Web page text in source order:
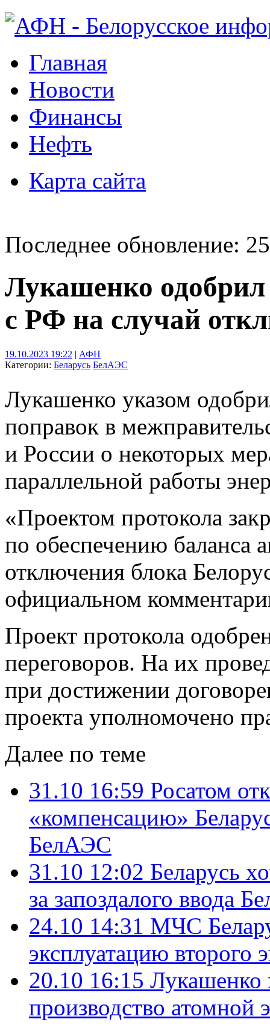
Главная
Новости
Финансы
Нефть
Карта сайта
Последнее обновление:
Лукашенко
с РФ на случай
19.10.2023 19:22 | АФН
Категории: Беларусь БелАЭС
Лукашенко указом
поправок в
и России о некоторых
параллельной работы
«Проектом протокола
по обеспечению баланса
отключения блока
официальном
Проект протокола
переговоров. На их
при достижении
проекта уполномочено
Далее по теме
31.10 16:59 Росатом
«компенсацию»
БелАЭС
31.10 12:02 Беларусь
за запоздалого ввода
24.10 14:31 МЧС
эксплуатацию второго
20.10 16:15 Лукашенко
производство атомной